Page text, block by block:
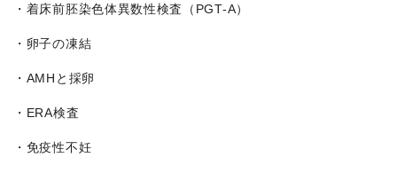
・着床前胚染色体異数性検査（PGT-A）
・卵子の凍結
・AMHと採卵
・ERA検査
・免疫性不妊